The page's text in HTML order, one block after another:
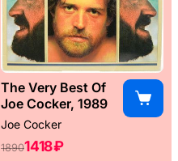
The Very Best Of
Joe Cocker, 1989
Joe Cocker
18901418 ₽